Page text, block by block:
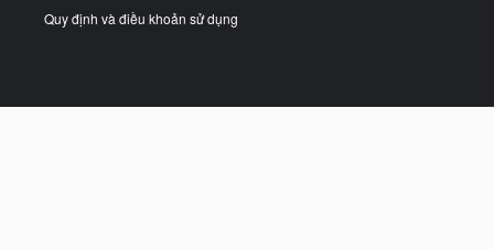
Quy định và điều khoản sử dụng